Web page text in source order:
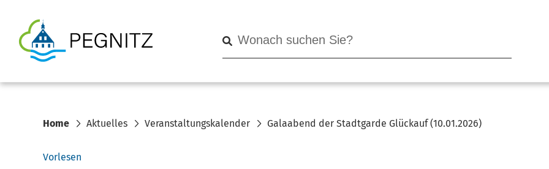
Home Aktuelles Veranstaltungskalender Galaabend der Stadtgarde Glückauf (10.01.2026)
Vorlesen